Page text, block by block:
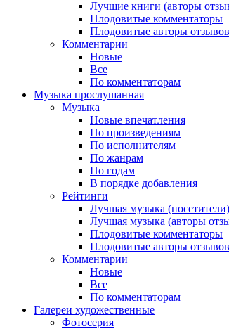
Лучшие книги (авторы
Плодовитые комментаторы
Плодовитые авторы отзывов
Комментарии
Новые
Все
По комментаторам
Музыка прослушанная
Музыка
Новые впечатления
По произведениям
По исполнителям
По жанрам
По годам
В порядке добавления
Рейтинги
Лучшая музыка (посетители)
Лучшая музыка (авторы
Плодовитые комментаторы
Плодовитые авторы отзывов
Комментарии
Новые
Все
По комментаторам
Галереи художественные
Фотосерия